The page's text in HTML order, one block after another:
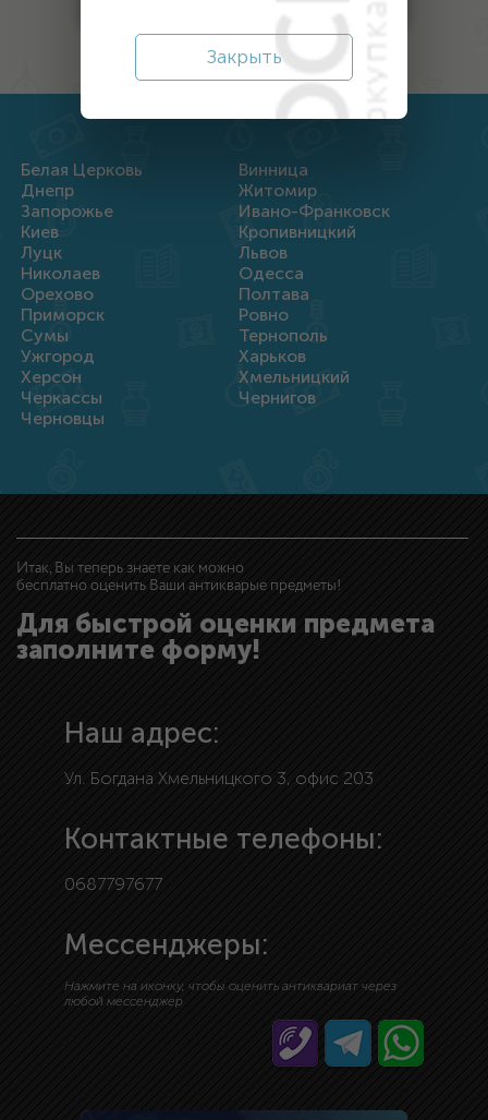
Белая Церковь
Винница
Днепр
Житомир
Запорожье
Ивано-Франковск
Киев
Кропивницкий
Луцк
Львов
Николаев
Одесса
Орехово
Полтава
Приморск
Ровно
Сумы
Тернополь
Ужгород
Харьков
Херсон
Хмельницкий
Черкассы
Чернигов
Черновцы
Итак, Вы теперь знаете как можно
бесплатно оценить Ваши антикварые предметы!
Для быстрой оценки предмета
заполните форму!
Наш адрес:
Ул. Богдана Хмельницкого 3, офис 203
Контактные телефоны:
0687797677
Мессенджеры:
Нажмите на иконку, чтобы оценить антиквариат через
любой мессенджер
Закрыть